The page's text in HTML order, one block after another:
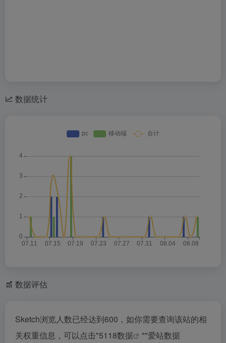
数据统计
数据评估
Sketch浏览人数已经达到600，如你需要查询该站的相
关权重信息，可以点击"5118数据 ""爱站数据